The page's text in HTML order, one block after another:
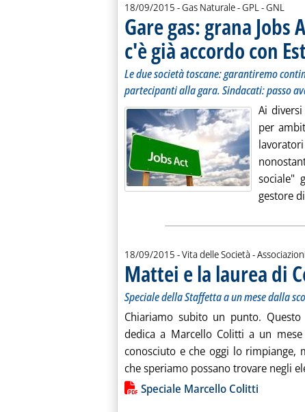
18/09/2015 - Gas Naturale - GPL - GNL
Gare gas: grana Jobs
c'è già accordo con
Le due società toscane: garantiremo
partecipanti alla gara. Sindacati: passo
Ai
per
sociale"
gestore
18/09/2015 - Vita delle Società -
Mattei e la laurea di
Speciale della Staffetta a un mese dalla
Chiariamo subito un punto.
dedica a Marcello Colitti a un
conosciuto e che oggi lo rimpiange,
che speriamo possano trovare negli
Lista allegati PDF alla notizia
Speciale Marcello Colitti